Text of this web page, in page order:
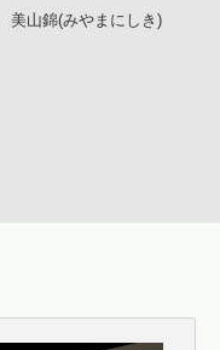
美山錦(みやまにしき)